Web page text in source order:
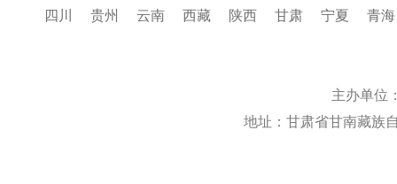
四川 贵州 云南 西藏 陕西 甘肃 宁夏 青海
主办单位
地址：甘肃省甘南藏族